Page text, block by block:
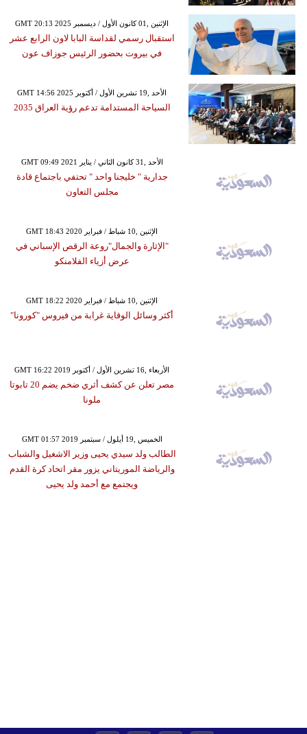
GMT 20:13 2025 الإثنين ,01 كانون الأول / ديسمبر
استقبال رسمي لقداسة البابا لاون الرابع عشر
في بيروت بحضور الرئيس جوزاف عون
GMT 14:56 2025 الأحد ,19 تشرين الأول / أكتوبر
السياحة المستدامة تدعم رؤية العراق 2035
GMT 09:49 2021 الأحد ,31 كانون الثاني / يناير
جدارية " خليجنا واحد " تحتفي باجتماع قادة
مجلس التعاون
GMT 18:43 2020 الإثنين ,10 شباط / فبراير
"الإثارة والجمال"روعة الرقص الإسباني في
عرض أزياء الفلامنكو
GMT 18:22 2020 الإثنين ,10 شباط / فبراير
أكثر وسائل الوقاية غرابة من فيروس "كورونا"
GMT 16:22 2019 الأربعاء ,16 تشرين الأول / أكتوبر
مصر تعلن عن كشف أثري ضخم يضم 20 تابوتا
ملونا
GMT 01:57 2019 الخميس ,19 أيلول / سبتمبر
الطالب ولد سيدي يحيى وزير الاشغيل والشباب
والرياضة الموريتاني يزور مقر اتحاد كرة القدم
ويجتمع مع أحمد ولد يحيى